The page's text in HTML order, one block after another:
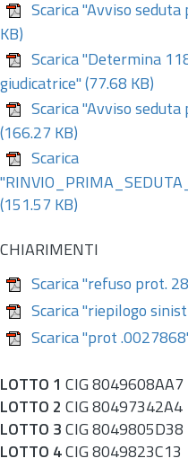
Scarica "Avviso seduta
KB)
Scarica "Determina
giudicatrice" (77.68 KB)
Scarica "Avviso
(166.27 KB)
Scarica
(151.57 KB)
CHIARIMENTI
Scarica "refuso prot.
Scarica "riepilogo
Scarica "prot
LOTTO 1 CIG 8049608AA7
LOTTO 2 CIG 80497342A4
LOTTO 3 CIG 8049805D38
LOTTO 4 CIG 8049823C13